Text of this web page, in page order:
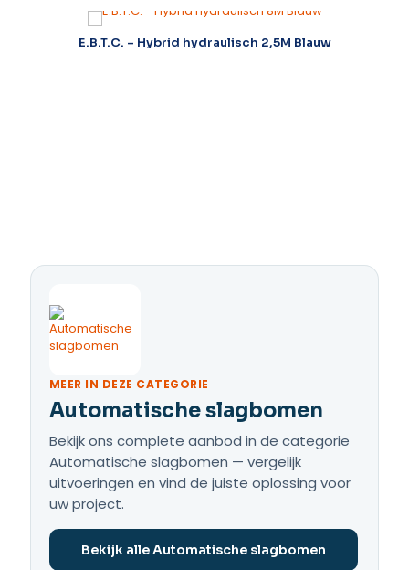
E.B.T.C. – Hybrid hydraulisch 2,5M Blauw
MEER IN DEZE CATEGORIE
Automatische slagbomen
Bekijk ons complete aanbod in de categorie
Automatische slagbomen — vergelijk
uitvoeringen en vind de juiste oplossing voor
uw project.
Bekijk alle Automatische slagbomen